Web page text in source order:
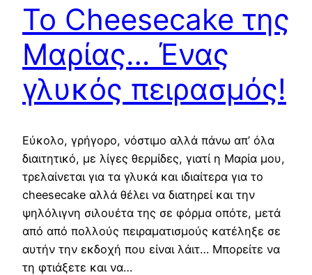
To Cheesecake της
Μαρίας… Ένας
γλυκός πειρασμός!
Εύκολο, γρήγορο, νόστιμο αλλά πάνω απ’ όλα
διαιτητικό, με λίγες θερμίδες, γιατί η Μαρία μου,
τρελαίνεται για τα γλυκά και ιδιαίτερα για το
cheesecake αλλά θέλει να διατηρεί και την
ψηλόλιγνη σιλουέτα της σε φόρμα οπότε, μετά
από από πολλούς πειραματισμούς κατέληξε σε
αυτήν την εκδοχή που είναι λάιτ… Μπορείτε να
τη φτιάξετε και να…